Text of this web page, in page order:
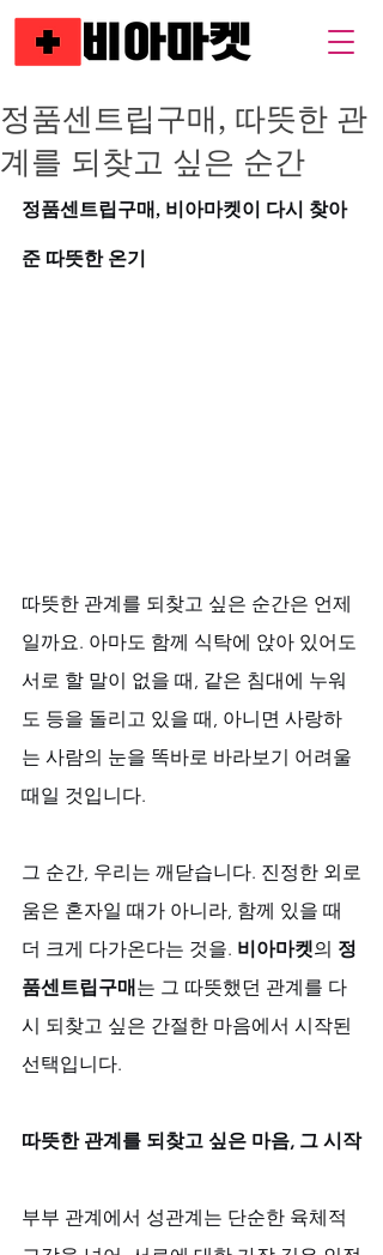
정품센트립구매, 따뜻한 관
계를 되찾고 싶은 순간
정품센트립구매, 비아마켓이 다시 찾아
준 따뜻한 온기
따뜻한 관계를 되찾고 싶은 순간은 언제
일까요. 아마도 함께 식탁에 앉아 있어도
서로 할 말이 없을 때, 같은 침대에 누워
도 등을 돌리고 있을 때, 아니면 사랑하
는 사람의 눈을 똑바로 바라보기 어려울
때일 것입니다.
그 순간, 우리는 깨닫습니다. 진정한 외로
움은 혼자일 때가 아니라, 함께 있을 때
더 크게 다가온다는 것을. 비아마켓의 정
품센트립구매는 그 따뜻했던 관계를 다
시 되찾고 싶은 간절한 마음에서 시작된
선택입니다.
따뜻한 관계를 되찾고 싶은 마음, 그 시작
부부 관계에서 성관계는 단순한 육체적